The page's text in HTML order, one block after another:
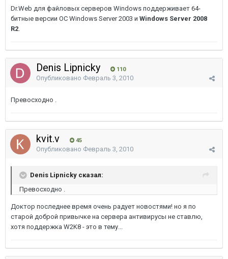
Dr.Web для файловых серверов Windows поддерживает 64-
битные версии ОС Windows Server 2003 и Windows Server 2008
R2.
Denis Lipnicky 110
Опубликовано Февраль 3, 2010
Превосходно .
kvit.v 45
Опубликовано Февраль 3, 2010
Denis Lipnicky сказал:
Превосходно .
Доктор последнее время очень радует новостями! но я по
старой доброй привычке на сервера антивирусы не ставлю,
хотя поддержка W2K8 - это в тему...